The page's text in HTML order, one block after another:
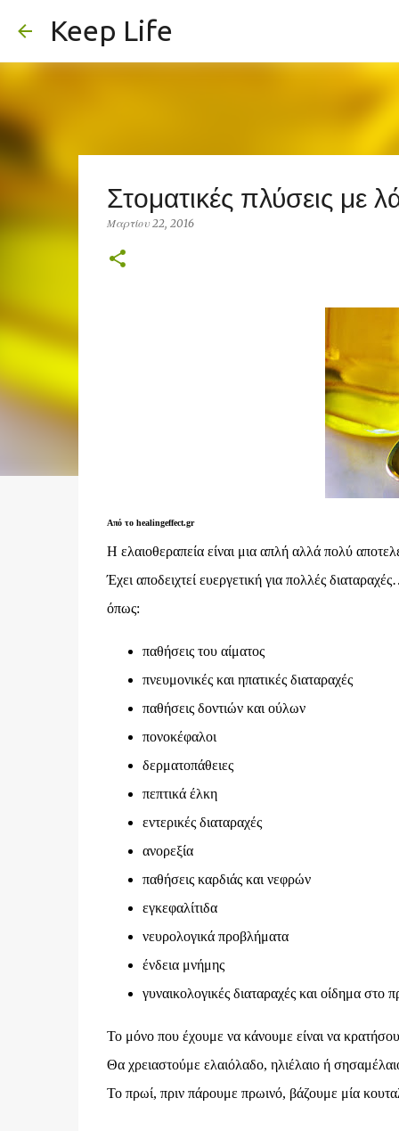
Keep Life
Στοματικές πλύσεις με
Μαρτίου 22, 2016
Από το healingeffect.gr
Η ελαιοθεραπεία είναι μια απλή αλλά πολύ
Έχει αποδειχτεί ευεργετική για πολλές
όπως:
παθήσεις του αίματος
πνευμονικές και ηπατικές διαταραχές
παθήσεις δοντιών και ούλων
πονοκέφαλοι
δερματοπάθειες
πεπτικά έλκη
εντερικές διαταραχές
ανορεξία
παθήσεις καρδιάς και νεφρών
εγκεφαλίτιδα
νευρολογικά προβλήματα
ένδεια μνήμης
γυναικολογικές διαταραχές και οίδημα στο
Το μόνο που έχουμε να κάνουμε είναι να
Θα χρειαστούμε ελαιόλαδο, ηλιέλαιο ή
Το πρωί, πριν πάρουμε πρωινό, βάζουμε μία